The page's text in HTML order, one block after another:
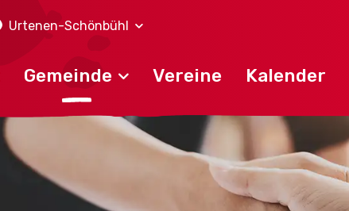
Urtenen-Schönbühl
Gemeinde Vereine Kalender